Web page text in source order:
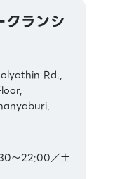
クランシ
Rd.,
～22:00／土